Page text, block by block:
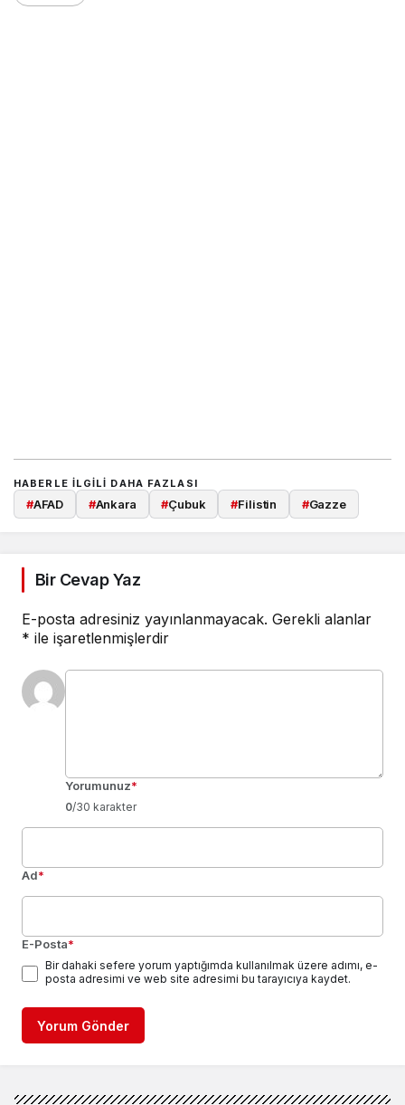
HABERLE ILGILI DAHA FAZLASI
#AFAD #Ankara #Çubuk #Filistin #Gazze
Bir Cevap Yaz
E-posta adresiniz yayınlanmayacak. Gerekli alanlar
* ile işaretlenmişlerdir
Yorumunuz*
0/30 karakter
Ad*
E-Posta*
Bir dahaki sefere yorum yaptığımda kullanılmak üzere adımı, e-
posta adresimi ve web site adresimi bu tarayıcıya kaydet.
Yorum Gönder